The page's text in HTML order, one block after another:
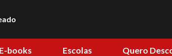
E-books Escolas Quero